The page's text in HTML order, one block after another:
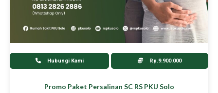
Hubungi Kami Rp.9.900.000
Promo Paket Persalinan SC RS PKU Solo